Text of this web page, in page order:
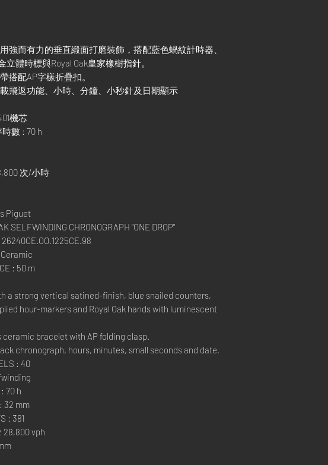
強而有力的垂直緞面打磨裝飾，搭配藍色蝸紋計時器、
立體時標與Royal Oak皇家橡樹指針。
搭配AP字樣折疊扣。
飛返功能、小時、分鐘、小秒針及日期顯示
機芯
數 : 70 h
次/小時
Piguet
SELFWINDING CHRONOGRAPH "ONE DROP"
Ceramic
: 50 m
a strong vertical satined-finish, blue snailed counters,
hour-markers and Royal Oak hands with luminescent
ceramic bracelet with AP folding clasp.
chronograph, hours, minutes, small seconds and date.
: 40
70 h
32 mm
: 381
28,800 vph